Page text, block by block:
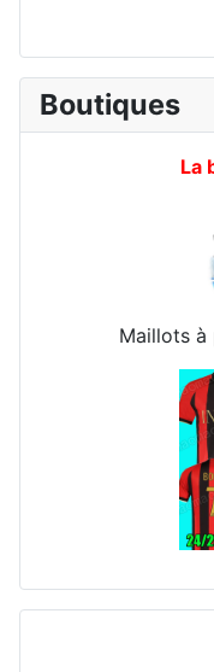
Boutiques
La
Maillots à